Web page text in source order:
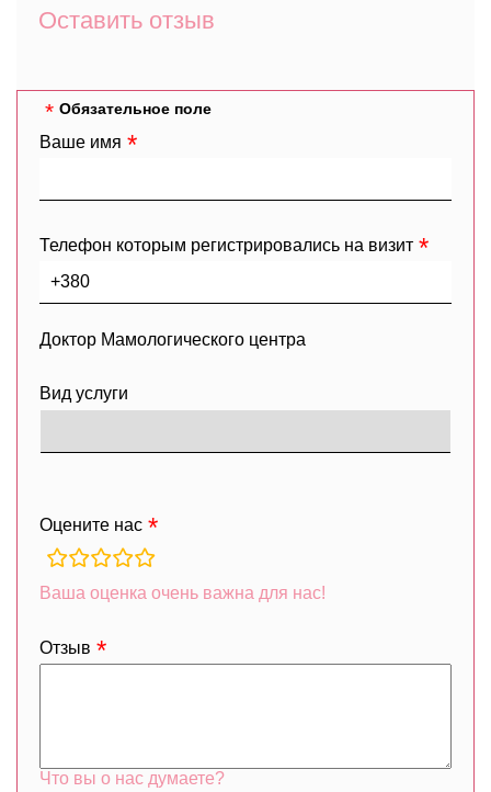
Оставить отзыв
Обязательное поле
Ваше имя
Телефон которым регистрировались на визит
Доктор Мамологического центра
Вид услуги
Оцените нас
rating
fields
Ваша оценка очень важна для нас!
Отзыв
Что вы о нас думаете?